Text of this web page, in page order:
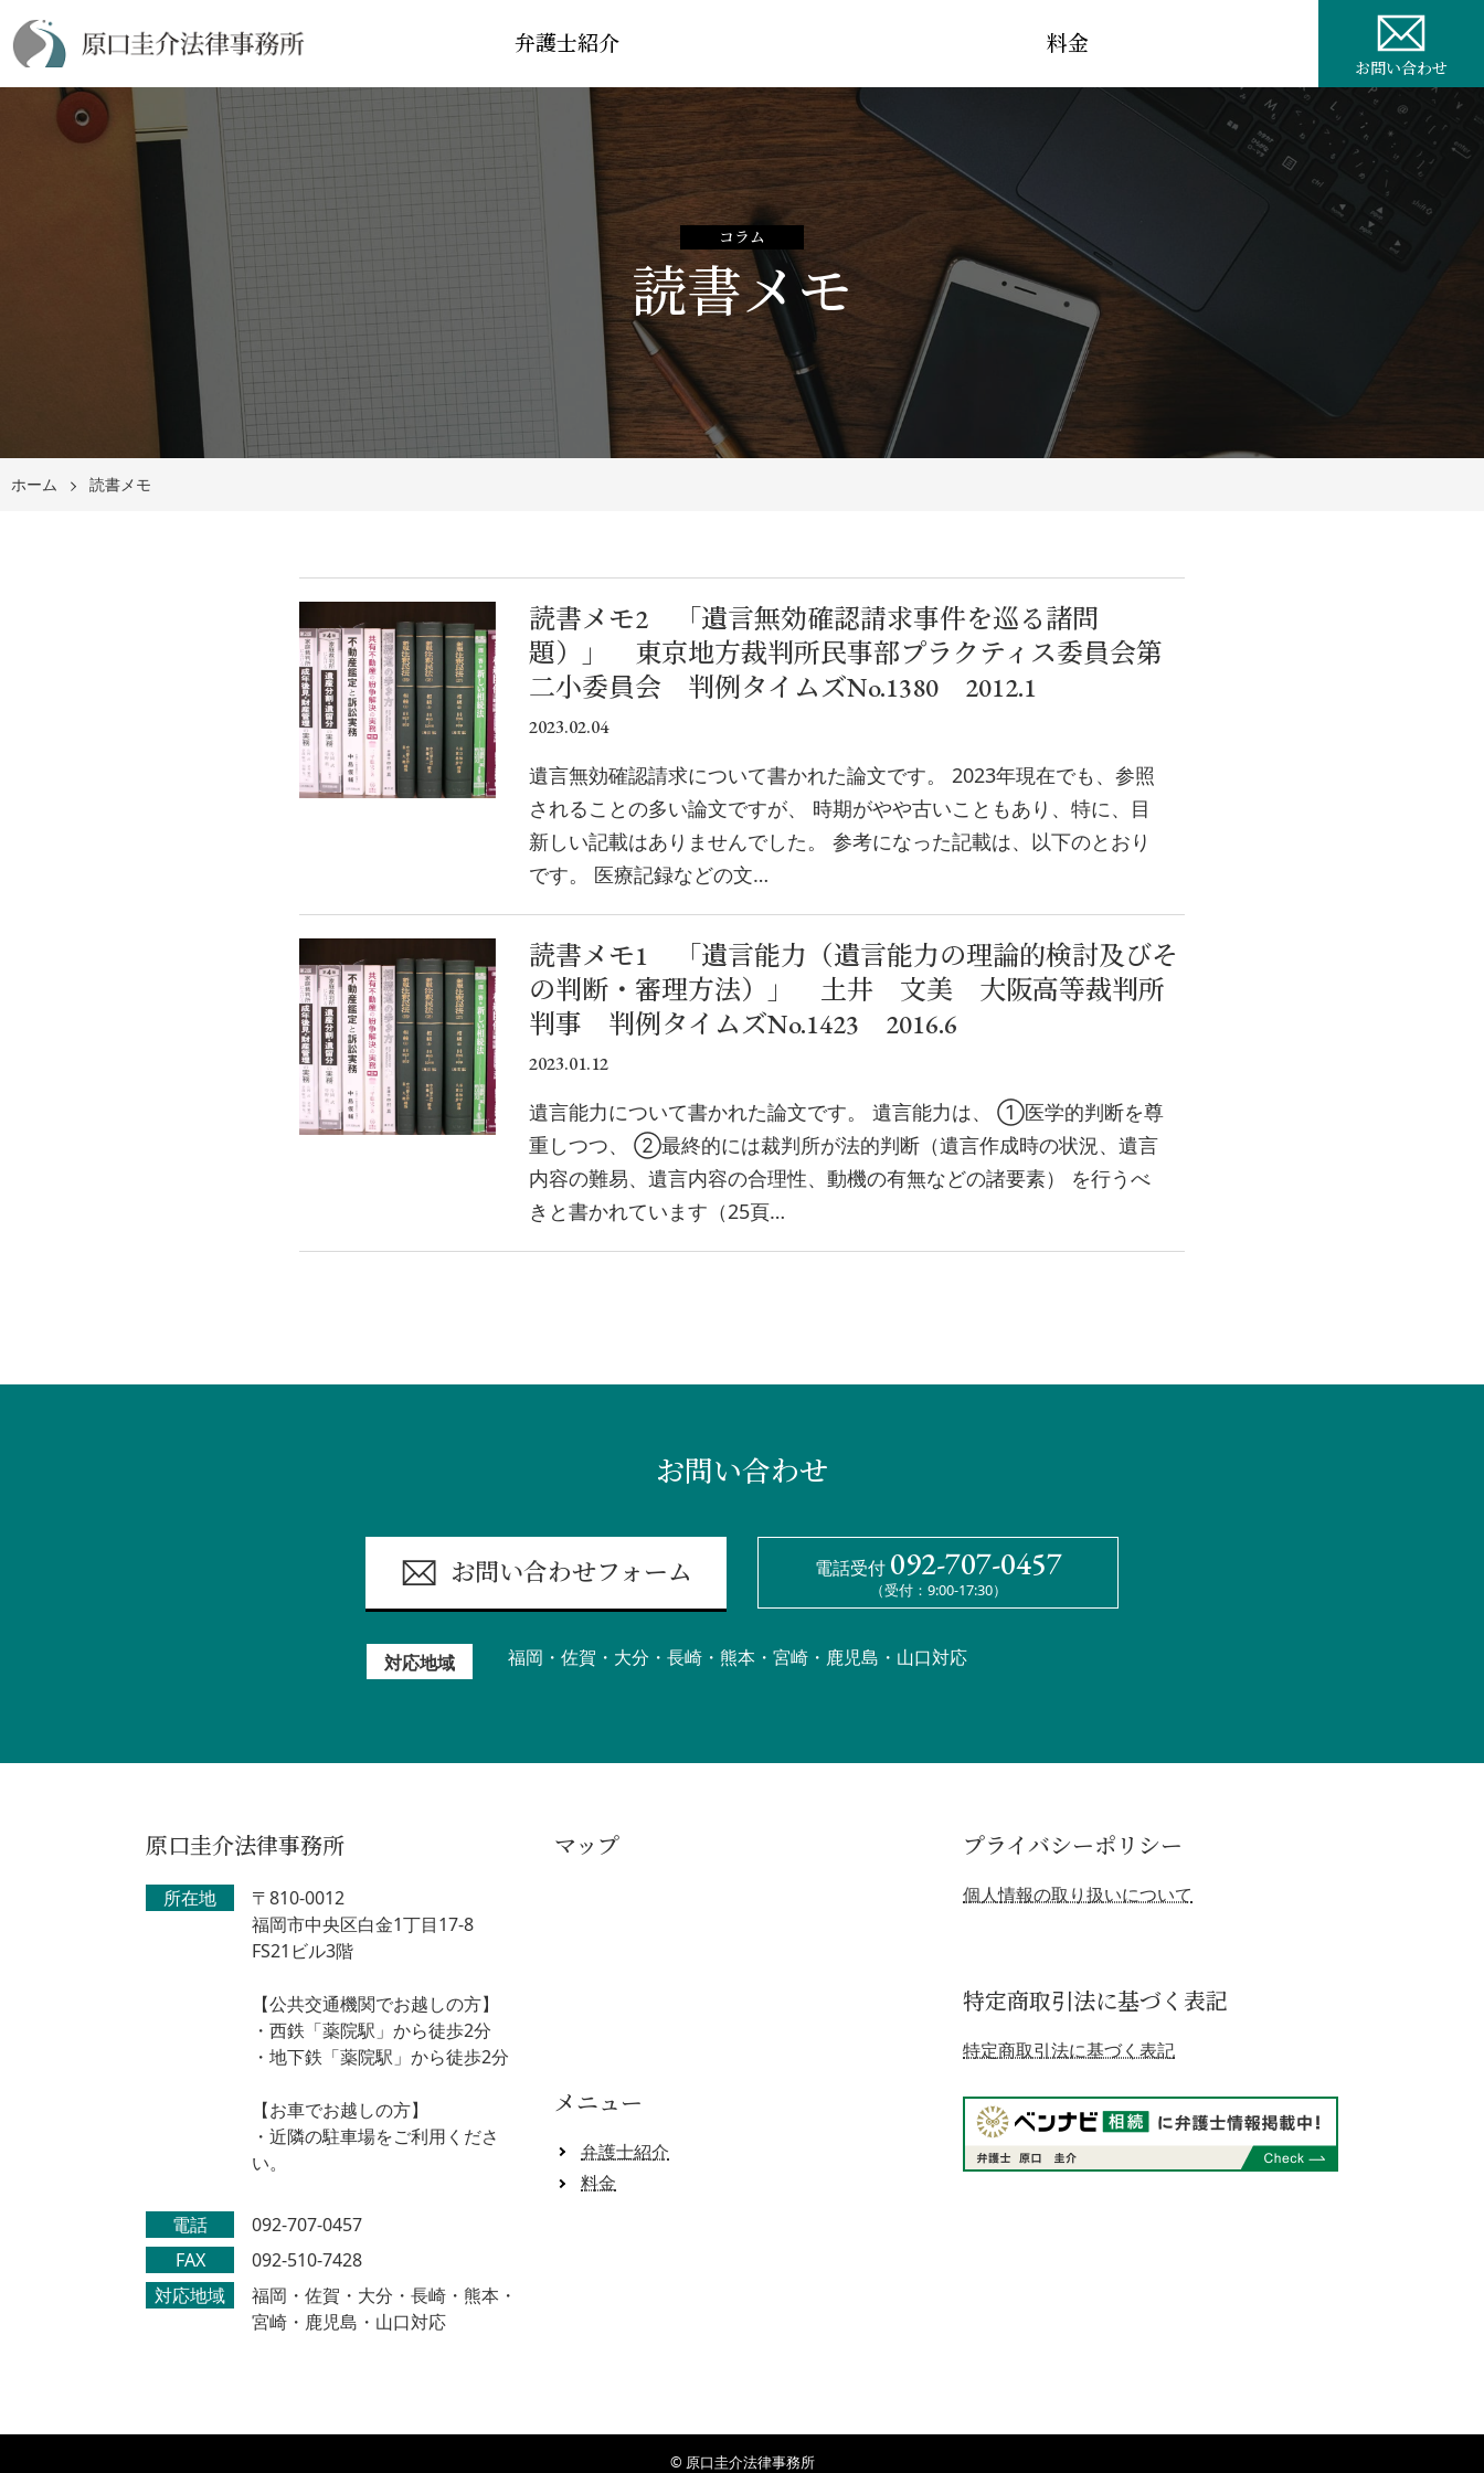
弁護士紹介 料金
お問い合わせ
コラム
読書メモ
ホーム 読書メモ
読書メモ2 「遺言無効確認請求事件を巡る諸問
題）」 東京地方裁判所民事部プラクティス委員会第
二小委員会 判例タイムズNo.1380 2012.1
2023.02.04
遺言無効確認請求について書かれた論文です。 2023年現在でも、参照
されることの多い論文ですが、 時期がやや古いこともあり、特に、目
新しい記載はありませんでした。 参考になった記載は、以下のとおり
です。 医療記録などの文…
読書メモ1 「遺言能力（遺言能力の理論的検討及びそ
の判断・審理方法）」 土井 文美 大阪高等裁判所
判事 判例タイムズNo.1423 2016.6
2023.01.12
遺言能力について書かれた論文です。 遺言能力は、 ①医学的判断を尊
重しつつ、 ②最終的には裁判所が法的判断（遺言作成時の状況、遺言
内容の難易、遺言内容の合理性、動機の有無などの諸要素） を行うべ
きと書かれています（25頁…
お問い合わせ
お問い合わせフォーム 電話受付 092-707-0457
（受付：9:00-17:30）
対応地域 福岡・佐賀・大分・長崎・熊本・宮崎・鹿児島・山口対応
原口圭介法律事務所
所在地
〒810-0012
福岡市中央区白金1丁目17-8
FS21ビル3階
【公共交通機関でお越しの方】
・西鉄「薬院駅」から徒歩2分
・地下鉄「薬院駅」から徒歩2分
【お車でお越しの方】
・近隣の駐車場をご利用くださ
い。
電話
092-707-0457
FAX
092-510-7428
対応地域
福岡・佐賀・大分・長崎・熊本・
宮崎・鹿児島・山口対応
マップ
メニュー
弁護士紹介
料金
プライバシーポリシー
個人情報の取り扱いについて
特定商取引法に基づく表記
特定商取引法に基づく表記
© 原口圭介法律事務所